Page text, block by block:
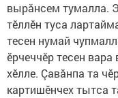
вырăнсем тумалла.
тӗллӗн туса
тесен нумай
ӗрчеччӗр тесен
хӗлле. Çавăнпа та
картишӗнчех тытса